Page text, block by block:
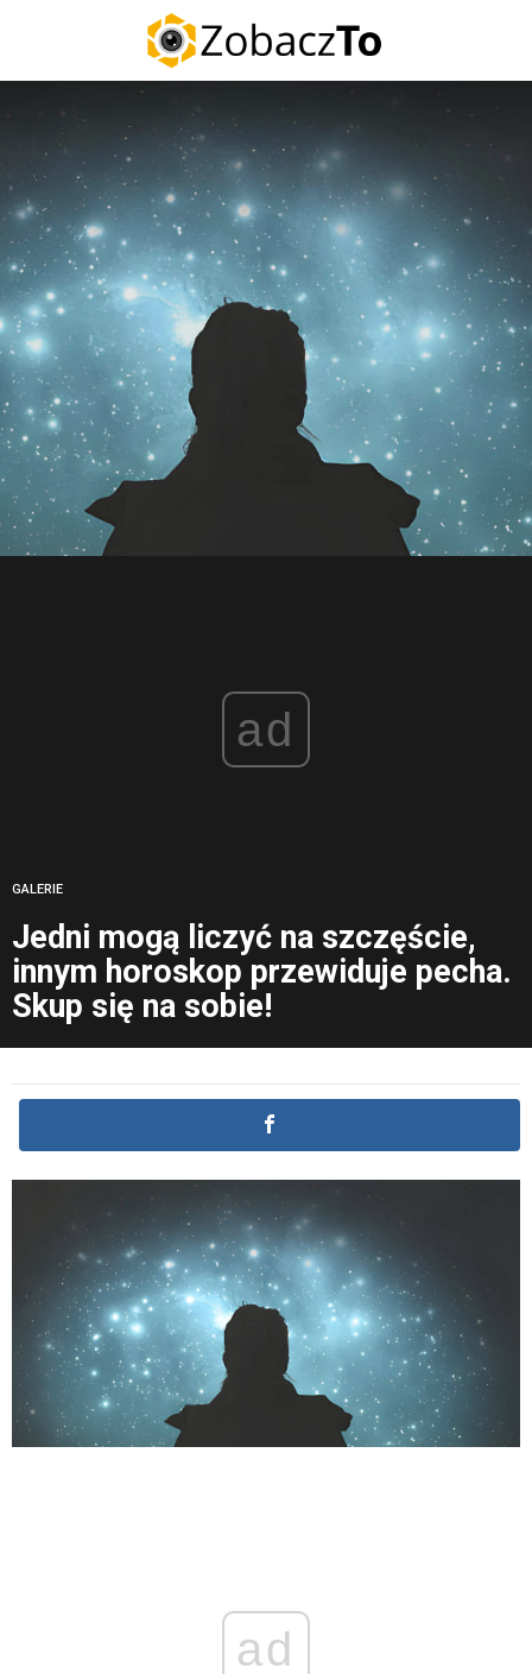
ad
GALERIE
Jedni mogą liczyć na szczęście,
innym horoskop przewiduje pecha.
Skup się na sobie!
ad